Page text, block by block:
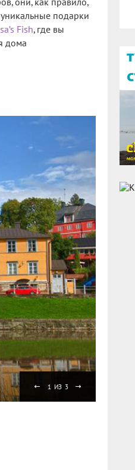
они, как правило,
подарки
Fish, где вы
дома
1 ИЗ 3